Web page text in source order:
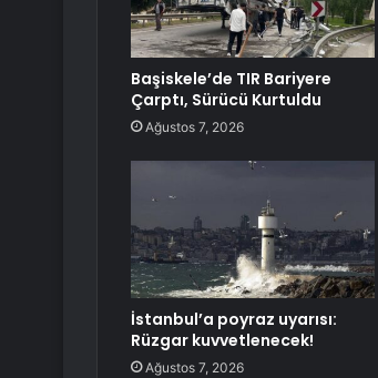
Başiskele’de TIR Bariyere
Çarptı, Sürücü Kurtuldu
Ağustos 7, 2026
İstanbul’a poyraz uyarısı:
Rüzgar kuvvetlenecek!
Ağustos 7, 2026